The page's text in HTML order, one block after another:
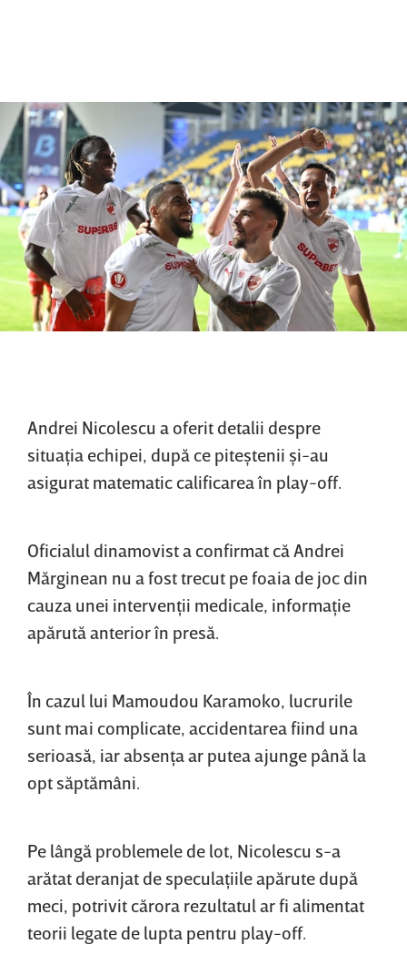
Andrei Nicolescu a oferit detalii despre
situaţia echipei, după ce piteştenii şi-au
asigurat matematic calificarea în play-off.
Oficialul dinamovist a confirmat că Andrei
Mărginean nu a fost trecut pe foaia de joc din
cauza unei intervenţii medicale, informaţie
apărută anterior în presă.
În cazul lui Mamoudou Karamoko, lucrurile
sunt mai complicate, accidentarea fiind una
serioasă, iar absenţa ar putea ajunge până la
opt săptămâni.
Pe lângă problemele de lot, Nicolescu s-a
arătat deranjat de speculaţiile apărute după
meci, potrivit cărora rezultatul ar fi alimentat
teorii legate de lupta pentru play-off.